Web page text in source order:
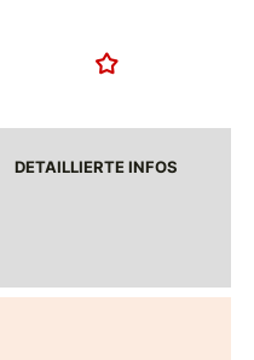
DETAILLIERTE INFOS